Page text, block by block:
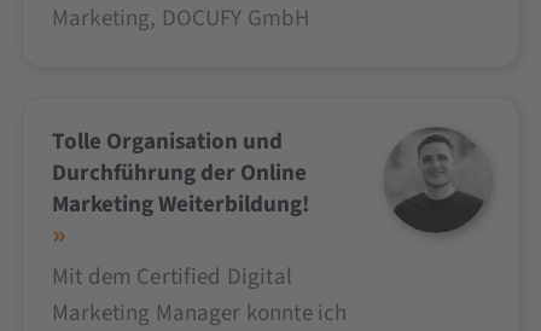
Marketing, DOCUFY GmbH
Tolle Organisation und
Durchführung der Online
Marketing Weiterbildung!
Mit dem Certified Digital
Marketing Manager konnte ich